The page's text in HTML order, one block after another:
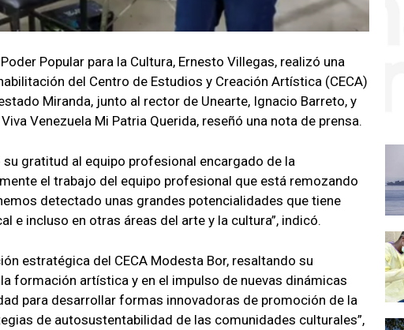
Popular para la Cultura, Ernesto Villegas, realizó una
del Centro de Estudios y Creación Artística (CECA)
Miranda, junto al rector de Unearte, Ignacio Barreto, y
Venezuela Mi Patria Querida, reseñó una nota de prensa.
gratitud al equipo profesional encargado de la
el trabajo del equipo profesional que está remozando
detectado unas grandes potencialidades que tiene
e incluso en otras áreas del arte y la cultura”, indicó.
estratégica del CECA Modesta Bor, resaltando su
formación artística y en el impulso de nuevas dinámicas
para desarrollar formas innovadoras de promoción de la
de autosustentabilidad de las comunidades culturales”,